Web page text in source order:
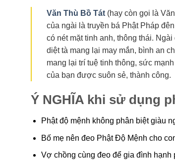
Văn Thù Bồ Tát (hay còn gọi là
của ngài là truyền bá Phật Pháp
có nét mặt tinh anh, thông thái.
diệt tà mang lại may mắn, bình an
mang lại trí tuệ tinh thông, sức
của bạn được suôn sẻ, thành công.
Ý NGHĨA khi sử dụng
Phật độ mệnh không phân biệt giàu
Bố mẹ nên đeo Phật Độ Mệnh cho
Vợ chồng cùng đeo để gia đình hạnh